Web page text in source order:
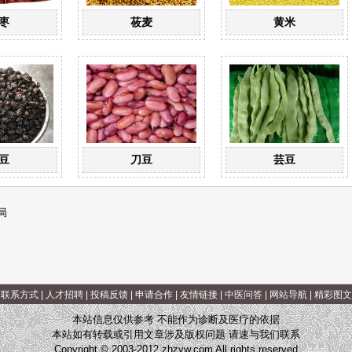
莜麦 黄米
刀豆 芸豆
联系方式| 人才招聘| 投稿反馈| 申请合作| 友情链接| 中医问答| 网站导航| 精彩图文
本站信息仅供参考 不能作为诊断及医疗的依据
本站如有转载或引用文章涉及版权问题 请速与我们联系
Copyright © 2003-2012 zhzyw.com All rights reserved